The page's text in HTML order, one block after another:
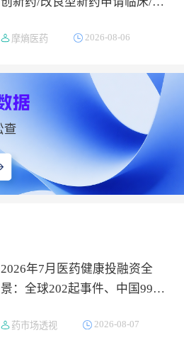
分析摩熵医药 2026-08-06
2026年7月医药健康投融资全
景：全球202起事件、中国99
吸金564亿
药市场透视 2026-08-07